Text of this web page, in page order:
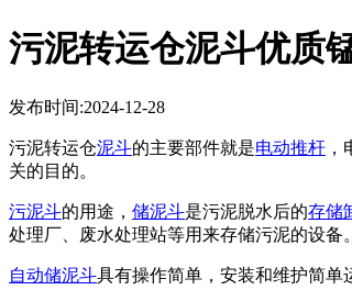
污泥转运仓泥斗优质
发布时间:2024-12-28
污泥转运仓泥斗的主要部件就是电动推杆
关的目的。
污泥斗的用途， 储泥斗是污泥脱水后的存储
处理厂、废水处理站等用来存储污泥的设备。
自动储泥斗具有操作简单，安装和维护简单